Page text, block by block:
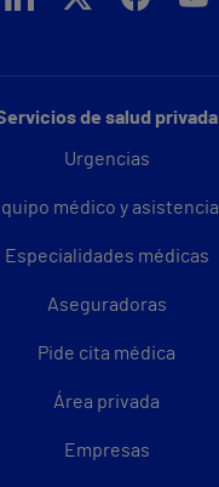
de salud privada
Urgencias
médico y asistencial
Especialidades médicas
Aseguradoras
Pide cita médica
Área privada
Empresas